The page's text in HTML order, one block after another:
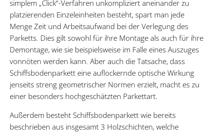
simplem „Click“-Verfahren unkompliziert aneinander zu
platzierenden Einzeleinheiten besteht, spart man jede
Menge Zeit und Arbeitsaufwand bei der Verlegung des
Parketts. Dies gilt sowohl für ihre Montage als auch für ihre
Demontage, wie sie beispielsweise im Falle eines Auszuges
vonnöten werden kann. Aber auch die Tatsache, dass
Schiffsbodenparkett eine auflockernde optische Wirkung
jenseits streng geometrischer Normen erzielt, macht es zu
einer besonders hochgeschätzten Parkettart.
Außerdem besteht Schiffsbodenparkett wie bereits
beschrieben aus insgesamt 3 Holzschichten, welche